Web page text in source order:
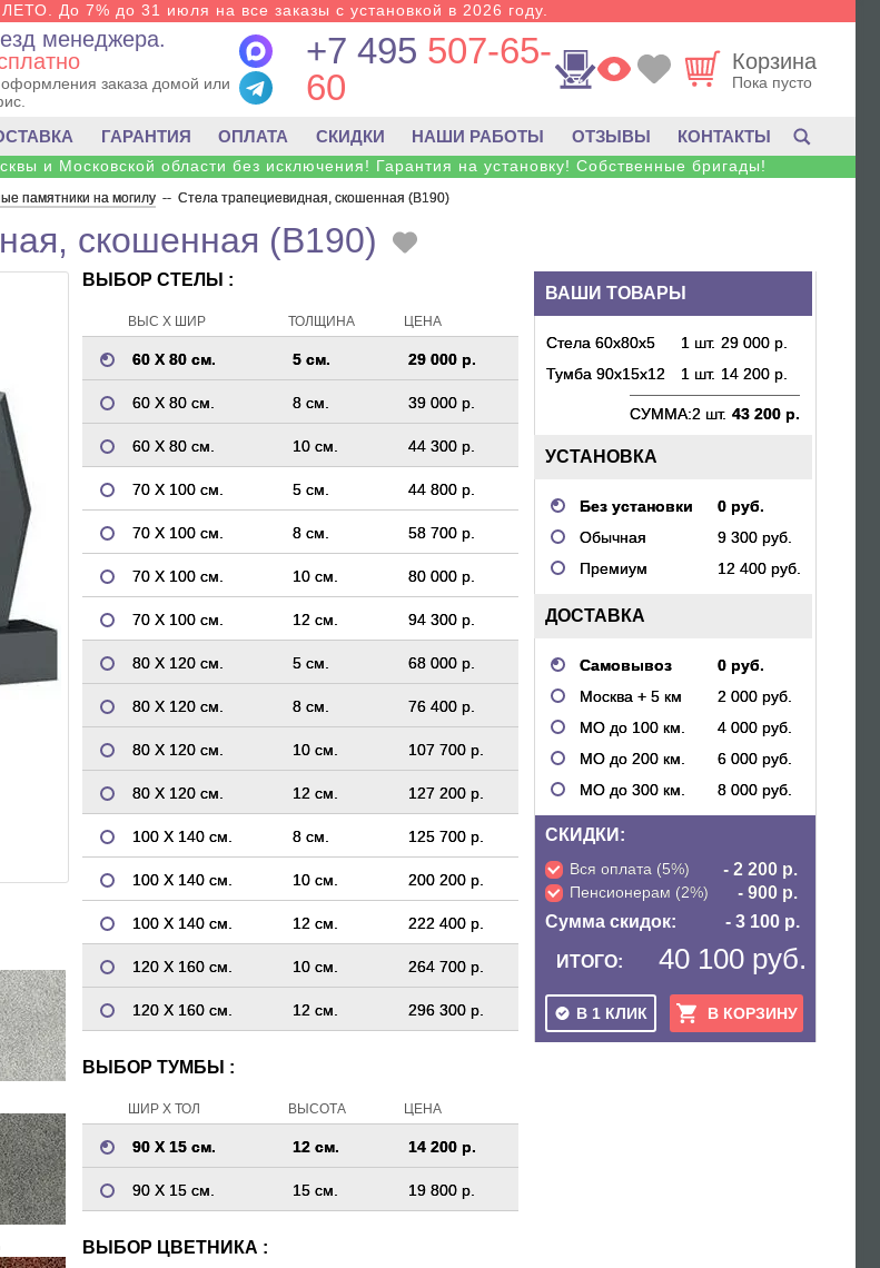
До 7% до 31 июля на все заказы с установкой в 2026 году.
менеджера.
заказа домой или
+7 495 507-65-
60
Корзина
Пока пусто
ГАРАНТИЯ ОПЛАТА СКИДКИ НАШИ РАБОТЫ ОТЗЫВЫ КОНТАКТЫ
и Московской области без исключения! Гарантия на установку! Собственные бригады!
памятники на могилу -- Стела трапециевидная, скошенная (B190)
скошенная (B190)
ВАШИ ТОВАРЫ
Стела 60х80х5 1 шт. 29 000 р.
Тумба 90х15х12
1 шт. 14 200 р.
СУММА:2 шт. 43 200 р.
УСТАНОВКА
Без установки
0 руб.
Обычная
9 300 руб.
Премиум
12 400 руб.
ДОСТАВКА
Самовывоз
0 руб.
Москва + 5 км
2 000 руб.
МО до 100 км.
4 000 руб.
МО до 200 км.
6 000 руб.
МО до 300 км.
8 000 руб.
СКИДКИ:
Вся оплата (5%) - 2 200 р.
Пенсионерам (2%)
- 900 р.
Сумма скидок:
- 3 100 р.
ИТОГО: 40 100 руб.
В 1 КЛИК В КОРЗИНУ
ВЫБОР СТЕЛЫ :
ВЫС Х ШИР ТОЛЩИНА ЦЕНА
60 Х 80 см. 5 см. 29 000 р.
60 Х 80 см. 8 см. 39 000 р.
60 Х 80 см. 10 см. 44 300 р.
70 Х 100 см. 5 см. 44 800 р.
70 Х 100 см. 8 см. 58 700 р.
70 Х 100 см. 10 см. 80 000 р.
70 Х 100 см. 12 см. 94 300 р.
80 Х 120 см. 5 см. 68 000 р.
80 Х 120 см. 8 см. 76 400 р.
80 Х 120 см. 10 см. 107 700 р.
80 Х 120 см. 12 см. 127 200 р.
100 Х 140 см. 8 см. 125 700 р.
100 Х 140 см. 10 см. 200 200 р.
100 Х 140 см. 12 см. 222 400 р.
120 Х 160 см. 10 см. 264 700 р.
120 Х 160 см. 12 см. 296 300 р.
ВЫБОР ТУМБЫ :
ШИР Х ТОЛ ВЫСОТА ЦЕНА
90 Х 15 см. 12 см. 14 200 р.
90 Х 15 см. 15 см. 19 800 р.
ВЫБОР ЦВЕТНИКА :